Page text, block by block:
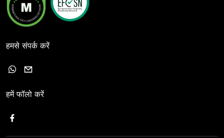
हमसे संपर्क करें
हमें फॉलो करें